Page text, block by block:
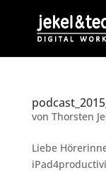
von Thorsten
Liebe